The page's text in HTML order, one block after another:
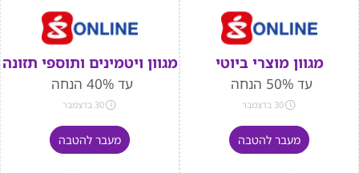
מגוון מוצרי ביוטי
עד 50% הנחה
30 בדצמבר
מעבר להטבה
מגוון ויטמינים ותוספי תזונה
עד 40% הנחה
30 בדצמבר
מעבר להטבה